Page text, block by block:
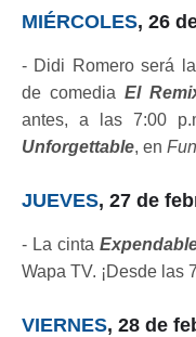
MIÉRCOLES, 26
- Didi Romero será
de comedia El
antes, a las 7:00
Unforgettable, en
JUEVES, 27 de
- La cinta
Wapa TV. ¡Desde las
VIERNES, 28 de